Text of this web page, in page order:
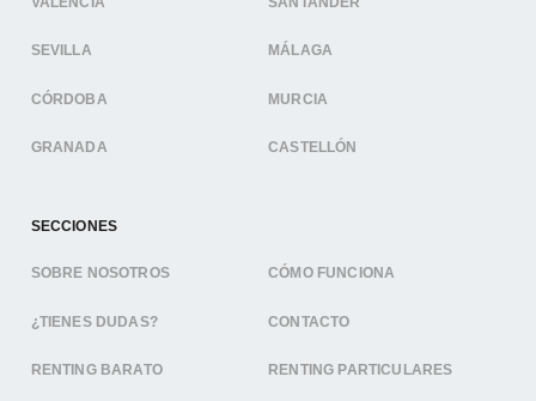
SEVILLA MÁLAGA
CÓRDOBA MURCIA
GRANADA CASTELLÓN
SECCIONES
SOBRE NOSOTROS CÓMO FUNCIONA
¿TIENES DUDAS? CONTACTO
RENTING BARATO RENTING PARTICULARES